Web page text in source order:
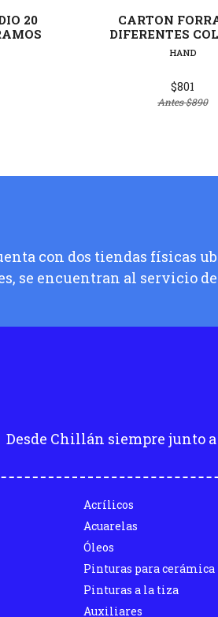
20
CARTON
DIFERENTES
HAND
$801
Antes$890
con dos tiendas físicas
se encuentran al servicio
Desde Chillán siempre junto
Acrílicos
Acuarelas
Óleos
Pinturas para cerámica
Pinturas a la tiza
Auxiliares